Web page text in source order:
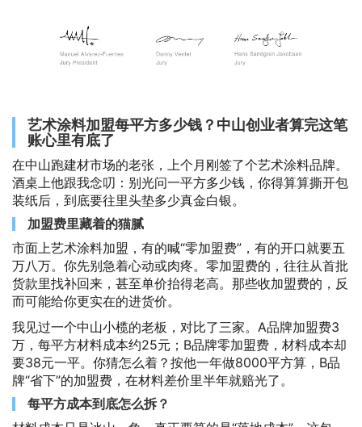
艺术涂料加盟每平方多少钱？中山创业者算完这笔
账心里有底了
在中山跑建材市场的老张，上个月刚签了个艺术涂料品牌。
酒桌上他跟我念叨：别光问一平方多少钱，你得算算撕开包
装纸后，到底要往里头垫多少真金白银。
加盟费里藏着的猫腻
市面上艺术涂料加盟，有的喊“零加盟费”，有的开口就要五
万八万。你先别急着心动或肉疼。零加盟费的，往往从首批
货款里找补回来，甚至单价抬得老高。那些收加盟费的，反
而可能给你更实在的进货价。
我见过一个中山小榄的老板，对比了三家。A品牌加盟费3
万，每平方材料成本约25元；B品牌零加盟费，材料成本却
要38元一平。你猜怎么着？按他一年做8000平方算，B品
牌“省下”的加盟费，在材料差价里半年就赔光了。
每平方成本到底怎么拆？